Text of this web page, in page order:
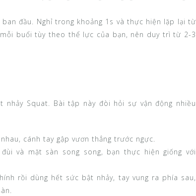
đầu. Nghỉ trong khoảng 1s và thực hiện lặp lại từ
buổi tùy theo thể lực của bạn, nên duy trì từ 2-3
nhảy Squat. Bài tập này đòi hỏi sự vận động nhiều
cánh tay gập vươn thẳng trước ngực.
và mặt sàn song song, bạn thực hiện giống với
rồi dùng hết sức bật nhảy, tay vung ra phía sau,